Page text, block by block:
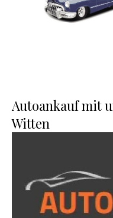
Autoankauf mit
Witten